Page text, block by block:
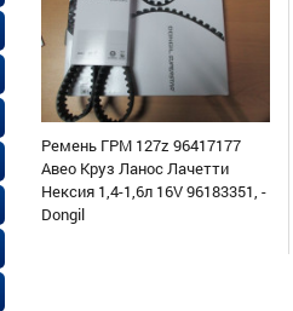
Ремень ГРМ 127z 96417177
Авео Круз Ланос Лачетти
Нексия 1,4-1,6л 16V 96183351, -
Dongil